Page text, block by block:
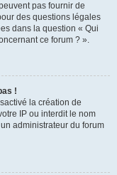
pas fournir de
des questions légales
dans la question « Qui
ce forum ? ».
!
la création de
IP ou interdit le nom
administrateur du forum